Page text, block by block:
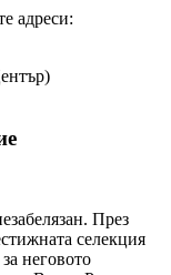
адреси:
През
селекция
неговото